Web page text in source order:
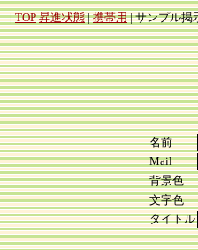
|TOP 昇進状態|携帯用| サンプル掲
名前
Mail
背景色
文字色
タイトル